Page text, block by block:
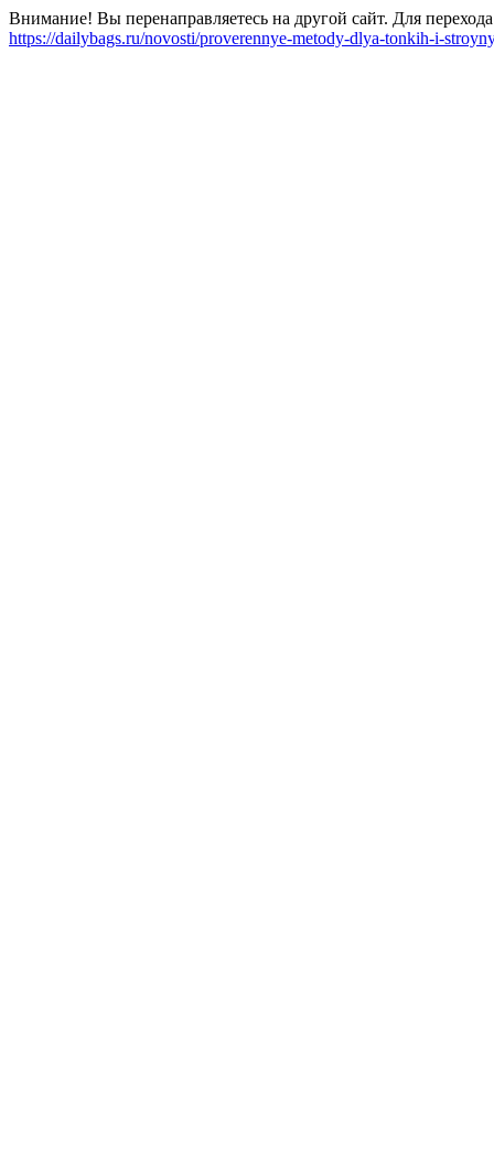
Внимание! Вы перенаправляетесь на другой сайт. Для
https://dailybags.ru/novosti/proverennye-metody-dlya-tonkih-i-